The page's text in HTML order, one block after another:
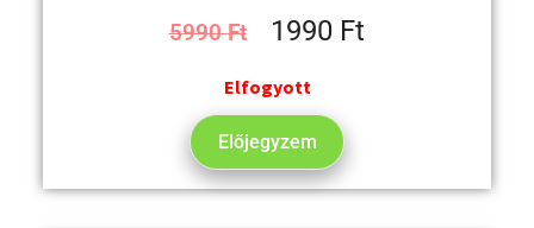
5990Ft 1990 Ft
Elfogyott
Előjegyzem